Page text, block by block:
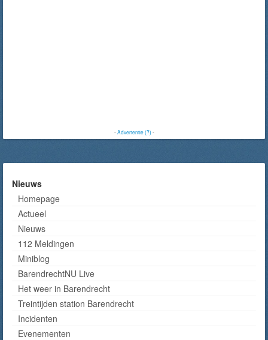
-Advertentie (?)-
Nieuws
Homepage
Actueel
Nieuws
112 Meldingen
Miniblog
BarendrechtNU Live
Het weer in Barendrecht
Treintijden station Barendrecht
Incidenten
Evenementen